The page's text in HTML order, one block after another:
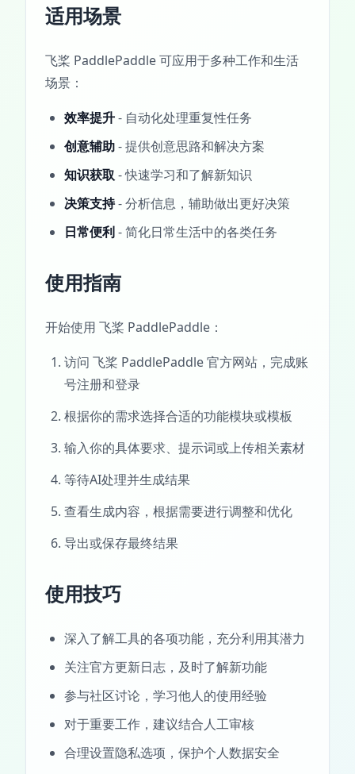
适用场景
飞桨 PaddlePaddle 可应用于多种工作和生活
场景：
效率提升- 自动化处理重复性任务
创意辅助- 提供创意思路和解决方案
知识获取 - 快速学习和了解新知识
决策支持- 分析信息，辅助做出更好决策
日常便利- 简化日常生活中的各类任务
使用指南
开始使用 飞桨 PaddlePaddle：
访问 飞桨 PaddlePaddle 官方网站，完成账
号注册和登录
根据你的需求选择合适的功能模块或模板
输入你的具体要求、提示词或上传相关素材
等待AI处理并生成结果
查看生成内容，根据需要进行调整和优化
导出或保存最终结果
使用技巧
深入了解工具的各项功能，充分利用其潜力
关注官方更新日志，及时了解新功能
参与社区讨论，学习他人的使用经验
对于重要工作，建议结合人工审核
合理设置隐私选项，保护个人数据安全